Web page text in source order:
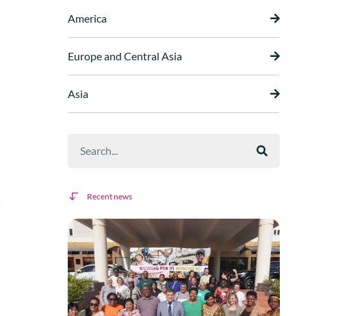
America
Europe and Central Asia
Asia
Recent news